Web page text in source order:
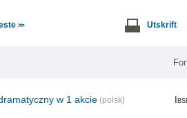
>> Utskrift
w 1 akcie (polsk)